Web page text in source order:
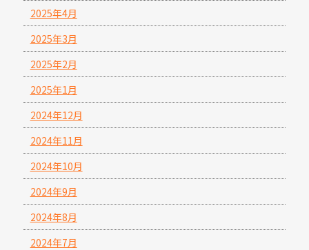
2025年4月
2025年3月
2025年2月
2025年1月
2024年12月
2024年11月
2024年10月
2024年9月
2024年8月
2024年7月